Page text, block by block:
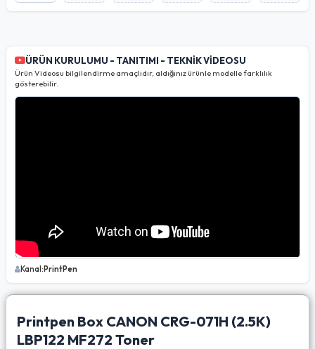
ÜRÜN KURULUMU - TANITIMI - TEKNİK VİDEOSU
Ürün Videosu bilgilendirme amaçlıdır, aldığınız ürünle modelle farklılık
gösterebilir.
Kanal:PrintPen
Printpen Box CANON CRG-071H (2.5K)
LBP122 MF272 Toner